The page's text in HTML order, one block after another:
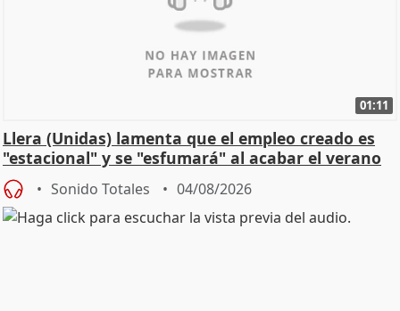
01:11
Llera (Unidas) lamenta que el empleo creado es
"estacional" y se "esfumará" al acabar el verano
Sonido Totales 04/08/2026